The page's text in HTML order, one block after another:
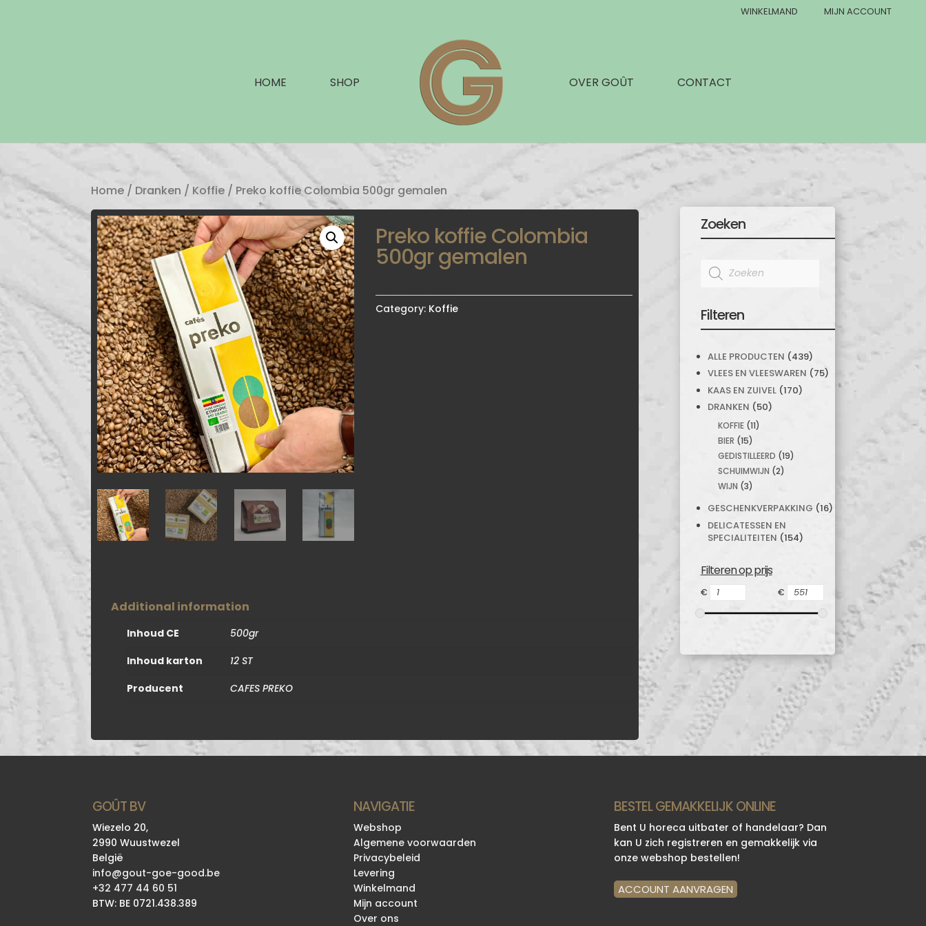
WINKELMAND MIJN ACCOUNT
HOME SHOP OVER GOÛT CONTACT
Home / Dranken / Koffie / Preko koffie Colombia 500gr gemalen
Preko koffie Colombia
500gr gemalen
Category: Koffie
Additional information
Inhoud CE
500gr
Inhoud karton
12 ST
Producent
CAFES PREKO
Zoeken
Products
search
Filteren
ALLE PRODUCTEN (439)
VLEES EN VLEESWAREN (75)
KAAS EN ZUIVEL (170)
DRANKEN (50)
KOFFIE (11)
BIER (15)
GEDISTILLEERD (19)
SCHUIMWIJN (2)
WIJN (3)
GESCHENKVERPAKKING (16)
DELICATESSEN EN
SPECIALITEITEN (154)
Filteren op prijs
€ €
GOÛT BV
Wiezelo 20,
2990 Wuustwezel
België
info@gout-goe-good.be
+32 477 44 60 51
BTW: BE 0721.438.389
NAVIGATIE
Webshop
Algemene voorwaarden
Privacybeleid
Levering
Winkelmand
Mijn account
Over ons
BESTEL GEMAKKELIJK ONLINE
Bent U horeca uitbater of handelaar? Dan
kan U zich registreren en gemakkelijk via
onze webshop bestellen!
ACCOUNT AANVRAGEN